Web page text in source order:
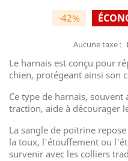
-42%
Aucune taxe :
Le harnais est conçu pour
chien, protégeant ainsi son
Ce type de harnais,
traction, aide à décourager
La sangle de poitrine
la toux, l'étouffement ou
survenir avec les colliers